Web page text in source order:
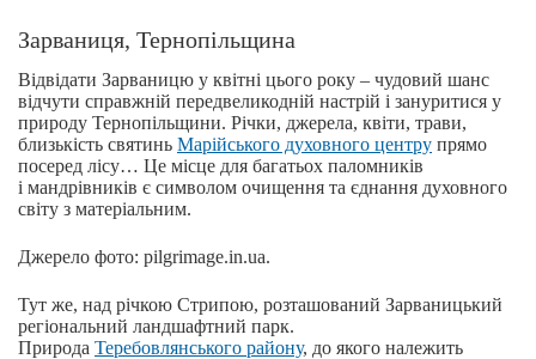
Зарваниця, Тернопільщина
Відвідати Зарваницю у квітні цього року – чудовий шанс
відчути справжній передвеликодній настрій і зануритися у
природу Тернопільщини. Річки, джерела, квіти, трави,
близькість святинь Марійського духовного центру прямо
посеред лісу… Це місце для багатьох паломників
і мандрівників є символом очищення та єднання духовного
світу з матеріальним.
Джерело фото: pilgrimage.in.ua.
Тут же, над річкою Стрипою, розташований Зарваницький
регіональний ландшафтний парк.
Природа Теребовлянського району, до якого належить